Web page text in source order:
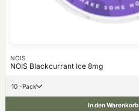
NOIS
NOIS Blackcurrant Ice 8mg
10 -Pack
In den Warenkorb